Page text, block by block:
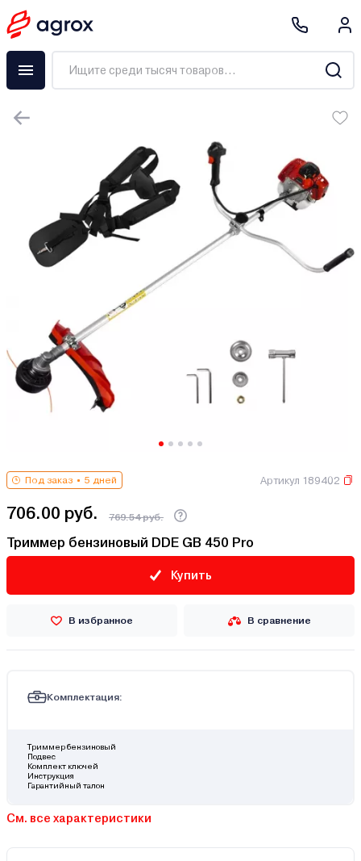
Под заказ 5 дней Артикул 189402
706.00 руб. 769.54 руб.
Триммер бензиновый DDE GB 450 Pro
Купить
В избранное В сравнение
Комплектация:
Триммер бензиновый
Подвес
Комплект ключей
Инструкция
Гарантийный талон
См. все характеристики